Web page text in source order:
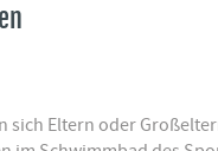
sich Eltern oder